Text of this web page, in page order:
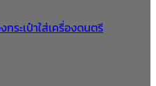
ระเป๋าใส่เครื่องดนตรี